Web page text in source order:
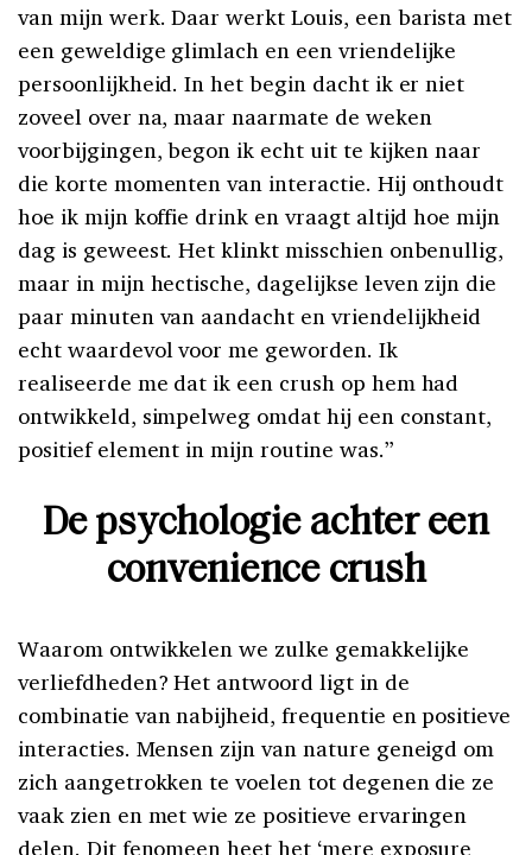
van mijn werk. Daar werkt Louis, een barista met
een geweldige glimlach en een vriendelijke
persoonlijkheid. In het begin dacht ik er niet
zoveel over na, maar naarmate de weken
voorbijgingen, begon ik echt uit te kijken naar
die korte momenten van interactie. Hij onthoudt
hoe ik mijn koffie drink en vraagt altijd hoe mijn
dag is geweest. Het klinkt misschien onbenullig,
maar in mijn hectische, dagelijkse leven zijn die
paar minuten van aandacht en vriendelijkheid
echt waardevol voor me geworden. Ik
realiseerde me dat ik een crush op hem had
ontwikkeld, simpelweg omdat hij een constant,
positief element in mijn routine was.”
De psychologie achter een
convenience crush
Waarom ontwikkelen we zulke gemakkelijke
verliefdheden? Het antwoord ligt in de
combinatie van nabijheid, frequentie en positieve
interacties. Mensen zijn van nature geneigd om
zich aangetrokken te voelen tot degenen die ze
vaak zien en met wie ze positieve ervaringen
delen. Dit fenomeen heet het ‘mere exposure